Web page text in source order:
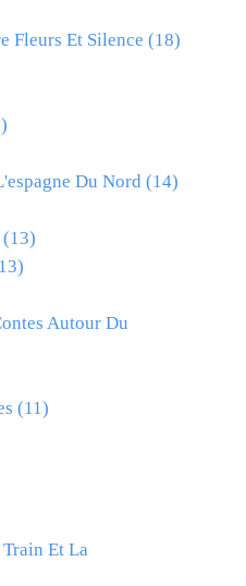
Fleurs Et Silence (18)
Du Nord (14)
(13)
Autour Du
(11)
Et La